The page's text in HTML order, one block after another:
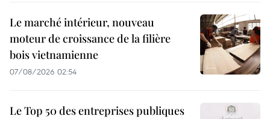
Le marché intérieur, nouveau
moteur de croissance de la filière
bois vietnamienne
07/08/2026 02:54
Le Top 50 des entreprises publiques